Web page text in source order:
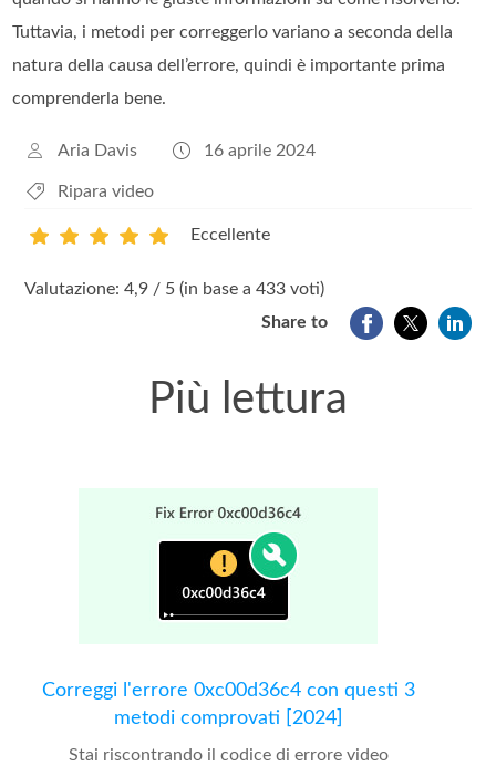
Tuttavia, i metodi per correggerlo variano a seconda della
natura della causa dell’errore, quindi è importante prima
comprenderla bene.
Aria Davis 16 aprile 2024
Ripara video
Eccellente
Valutazione: 4,9 / 5 (in base a 433 voti)
Share to
Più lettura
Correggi l'errore 0xc00d36c4 con questi 3
metodi comprovati [2024]
Stai riscontrando il codice di errore video